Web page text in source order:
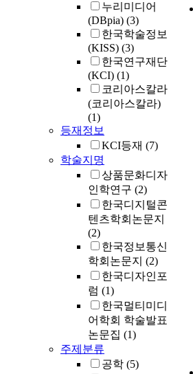
누리미디어
(DBpia) (3)
한국학술정보
(KISS) (3)
한국연구재단
(KCI) (1)
코리아스칼라
(코리아스칼라)
(1)
등재정보
KCI등재 (7)
학술지명
상품문화디자
인학연구 (2)
한국디지털콘
텐츠학회논문지
(2)
한국정보통신
학회논문지 (2)
한국디자인포
럼 (1)
한국멀티미디
어학회 학술발표
논문집 (1)
주제분류
공학 (5)